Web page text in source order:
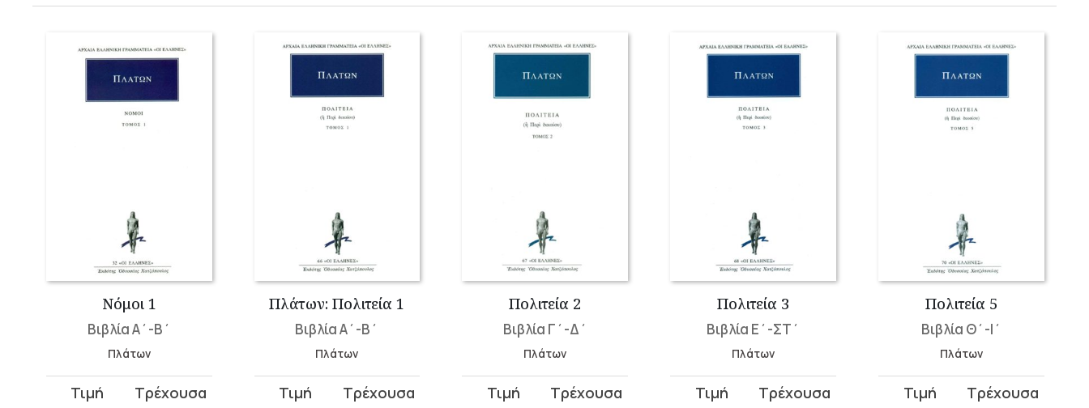
Νόμοι 1
Βιβλία Α΄-Β΄
Πλάτων
Original
Current
Πλάτων: Πολιτεία 1
Βιβλία Α΄-Β΄
Πλάτων
Original
Current
Πολιτεία 2
Βιβλία Γ΄-Δ΄
Πλάτων
Original
Current
Πολιτεία 3
Βιβλία Ε΄-ΣΤ΄
Πλάτων
Original
Current
Πολιτεία 5
Βιβλία Θ΄-Ι΄
Πλάτων
Original
Current